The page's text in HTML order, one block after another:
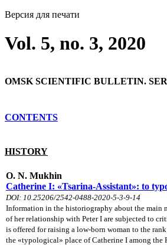
Версия для печати
Vol. 5, no. 3, 2020
OMSK SCIENTIFIC BULLETIN.
CONTENTS
HISTORY
O. N. Mukhin
Catherine I: «Tsarina-Assistant»: to
DOI: 10.25206/2542-0488-2020-5-3-9-14
Information in the historiography about the main
of her relationship with Peter I are subjected to
is offered for raising a low-born woman to the
the «typological» place of Catherine I among the